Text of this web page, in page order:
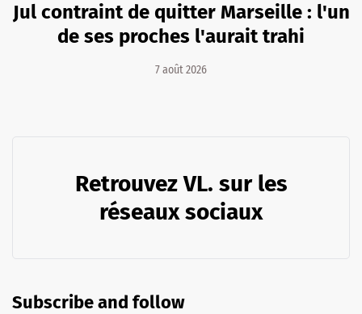
Jul contraint de quitter Marseille : l'un
de ses proches l'aurait trahi
7 août 2026
Retrouvez VL. sur les
réseaux sociaux
Subscribe and follow